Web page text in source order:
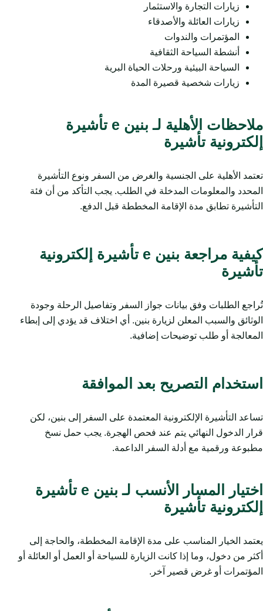
زيارات التجارة والاستثمار
زيارات العائلة والأصدقاء
المؤتمرات والندوات
أنشطة السياحة الثقافية
السياحة البيئية ورحلات الحياة البرية
زيارات شخصية قصيرة المدة
ملاحظات الأهلية لـ بنين e تأشيرة
إلكترونية تأشيرة
تعتمد الأهلية على الجنسية والغرض من السفر ونوع التأشيرة
المحدد والمعلومات المدخلة في الطلب. يجب التأكد من أن فئة
التأشيرة تطابق مدة الإقامة المخططة قبل الدفع.
كيفية مراجعة بنين e تأشيرة إلكترونية
تأشيرة
تُراجع الطلبات وفق بيانات جواز السفر وتفاصيل الرحلة وجودة
الوثائق والسبب المعلن لزيارة بنين. أي اختلاف قد يؤدي إلى إبطاء
المعالجة أو طلب توضيحات إضافية.
استخدام التصريح بعد الموافقة
تساعد التأشيرة الإلكترونية المعتمدة على السفر إلى بنين، لكن
قرار الدخول النهائي يتم عند فحص الهجرة. يجب حمل نسخ
مطبوعة ورقمية مع أدلة السفر الداعمة.
اختيار المسار الأنسب لـ بنين e تأشيرة
إلكترونية تأشيرة
يعتمد الخيار المناسب على مدة الإقامة المخططة، والحاجة إلى
أكثر من دخول، وما إذا كانت الزيارة للسياحة أو العمل أو العائلة أو
المؤتمرات أو غرض قصير آخر.